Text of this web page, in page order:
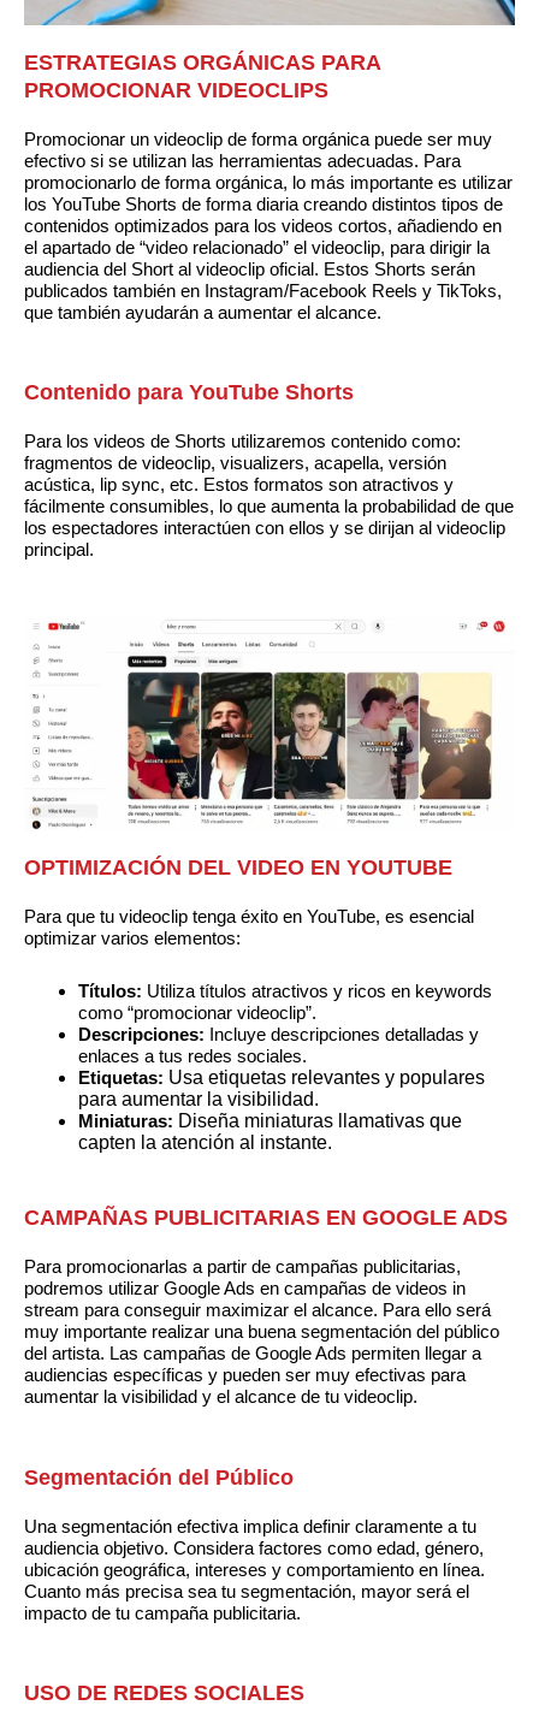
ESTRATEGIAS ORGÁNICAS PARA
PROMOCIONAR VIDEOCLIPS
Promocionar un videoclip de forma orgánica puede ser muy
efectivo si se utilizan las herramientas adecuadas. Para
promocionarlo de forma orgánica, lo más importante es utilizar
los YouTube Shorts de forma diaria creando distintos tipos de
contenidos optimizados para los videos cortos, añadiendo en
el apartado de “video relacionado” el videoclip, para dirigir la
audiencia del Short al videoclip oficial. Estos Shorts serán
publicados también en Instagram/Facebook Reels y TikToks,
que también ayudarán a aumentar el alcance.
Contenido para YouTube Shorts
Para los videos de Shorts utilizaremos contenido como:
fragmentos de videoclip, visualizers, acapella, versión
acústica, lip sync, etc. Estos formatos son atractivos y
fácilmente consumibles, lo que aumenta la probabilidad de que
los espectadores interactúen con ellos y se dirijan al videoclip
principal.
OPTIMIZACIÓN DEL VIDEO EN YOUTUBE
Para que tu videoclip tenga éxito en YouTube, es esencial
optimizar varios elementos:
Títulos: Utiliza títulos atractivos y ricos en keywords
como “promocionar videoclip”.
Descripciones: Incluye descripciones detalladas y
enlaces a tus redes sociales.
Etiquetas: Usa etiquetas relevantes y populares
para aumentar la visibilidad.
Miniaturas: Diseña miniaturas llamativas que
capten la atención al instante.
CAMPAÑAS PUBLICITARIAS EN GOOGLE ADS
Para promocionarlas a partir de campañas publicitarias,
podremos utilizar Google Ads en campañas de videos in
stream para conseguir maximizar el alcance. Para ello será
muy importante realizar una buena segmentación del público
del artista. Las campañas de Google Ads permiten llegar a
audiencias específicas y pueden ser muy efectivas para
aumentar la visibilidad y el alcance de tu videoclip.
Segmentación del Público
Una segmentación efectiva implica definir claramente a tu
audiencia objetivo. Considera factores como edad, género,
ubicación geográfica, intereses y comportamiento en línea.
Cuanto más precisa sea tu segmentación, mayor será el
impacto de tu campaña publicitaria.
USO DE REDES SOCIALES